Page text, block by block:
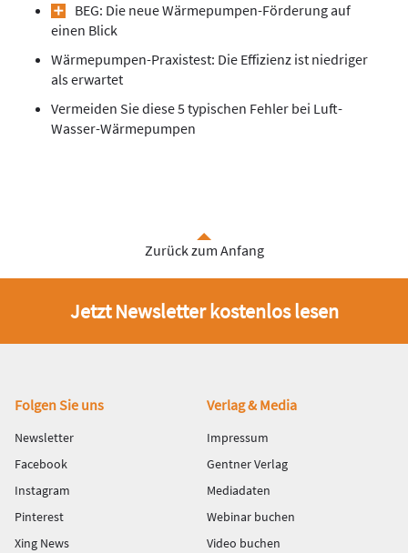
BEG: Die neue Wärmepumpen-Förderung auf
einen Blick
Wärmepumpen-Praxistest: Die Effizienz ist niedriger
als erwartet
Vermeiden Sie diese 5 typischen Fehler bei Luft-
Wasser-Wärmepumpen
Zurück zum Anfang
Jetzt Newsletter kostenlos lesen
Fußbereich
Folgen Sie uns
Newsletter
Facebook
Instagram
Pinterest
Xing News
Verlag & Media
Impressum
Gentner Verlag
Mediadaten
Webinar buchen
Video buchen